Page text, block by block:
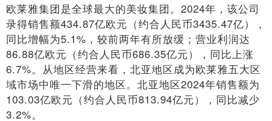
欧莱雅集团是全球最大的美妆集团。2024年，该公司
录得销售额434.87亿欧元（约合人民币3435.47亿），
同比增幅为5.1%，较前两年有所放缓；营业利润达
86.88亿欧元（约合人民币686.35亿元），同比上涨
6.7%。从地区经营来看，北亚地区成为欧莱雅五大区
域市场中唯一下滑的地区。北亚地区2024年销售额为
103.03亿欧元（约合人民币813.94亿元），同比减少
3.2%。